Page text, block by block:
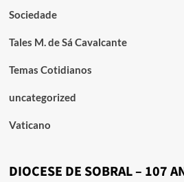
Sociedade
Tales M. de Sá Cavalcante
Temas Cotidianos
uncategorized
Vaticano
DIOCESE DE SOBRAL – 107